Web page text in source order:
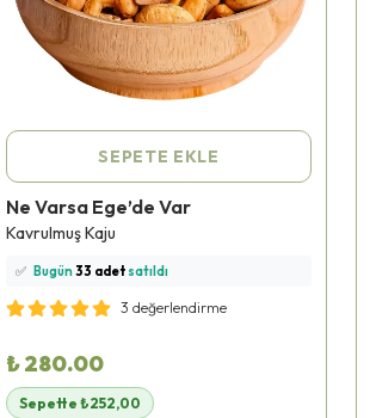
SEPETE EKLE
Ne Varsa Ege’de Var
Kavrulmuş Kaju
⭐️ Bu ürünü559 kişifavoriledi!
🛒
98 kişisepetine ekledi!
✅ Bugün33 adetsatıldı
🚚 Hızlı teslimat yapılıyor!
3 değerlendirme
₺ 280.00
Sepette ₺252,00